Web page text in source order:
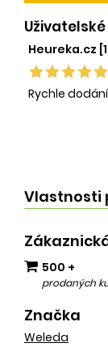
Heureka.cz
Rychle
Vlastnosti
500 +
prodaných
Značka
Weleda